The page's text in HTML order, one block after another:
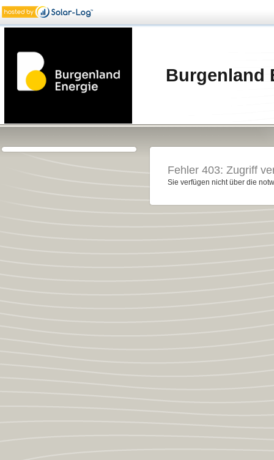
Burgenland
Fehler 403: Zugriff
Sie verfügen nicht über die